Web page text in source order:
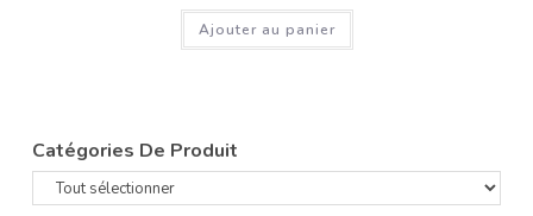
Ajouter au panier
Catégories De Produit